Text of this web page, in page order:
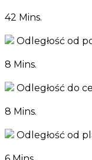
42 Mins.
Odległość od
8 Mins.
Odległość do
8 Mins.
Odległość od